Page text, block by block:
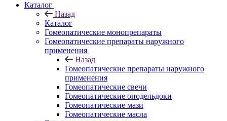
Каталог
Назад
Каталог
Гомеопатические монопрепараты
Гомеопатические препараты наружного
применения
Назад
Гомеопатические препараты наружного
применения
Гомеопатические свечи
Гомеопатические оподельдоки
Гомеопатические мази
Гомеопатические масла